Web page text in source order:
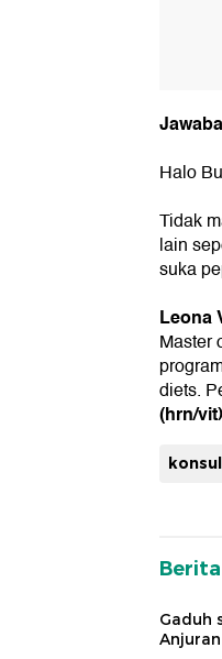
Halo
Tidak
lain
suka
Leona
Master
diets.
(hrn/vit)
Gaduh